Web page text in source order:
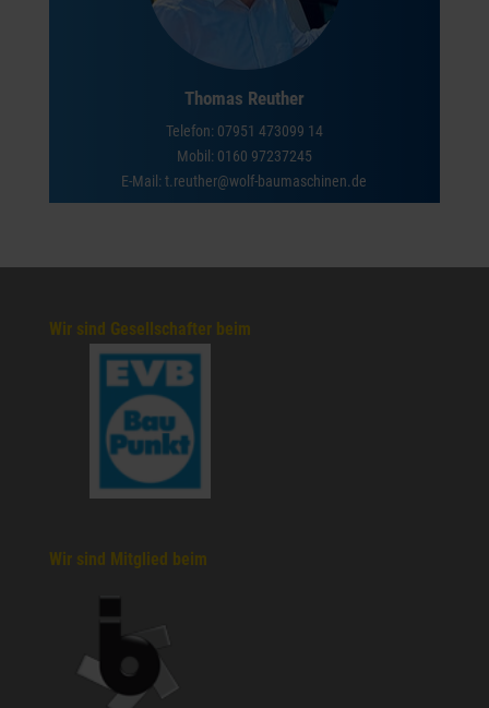
Thomas Reuther
Telefon: 07951 473099 14
Mobil: 0160 97237245
E-Mail: t.reuther@wolf-baumaschinen.de
Wir sind Gesellschafter beim
Wir sind Mitglied beim